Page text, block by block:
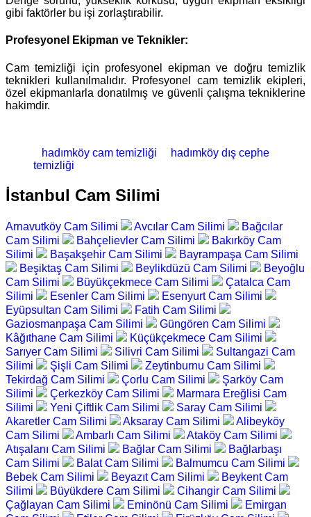
gibi faktörler bu işi zorlaştırabilir.
Profesyonel Ekipman ve Teknikler:
Cam temizliği için profesyonel ekipman ve doğru temizlik
teknikleri kullanılmalıdır. Profesyonel cam temizlik ekipleri,
özel ekipmanlarla donatılmış ve güvenli çalışma tekniklerine
hakimdir.
hadımköy cam temizliği
hadımköy dış cephe
temizliği
İstanbul Cam Silimi
Arnavutköy Cam Silimi Avcılar Cam Silimi
Bağcılar
Cam Silimi
Bahçelievler Cam Silimi
Bakırköy Cam
Silimi
Başakşehir Cam Silimi
Bayrampaşa Cam Silimi
Beşiktaş Cam Silimi
Beylikdüzü Cam Silimi
Beyoğlu
Cam Silimi
Büyükçekmece Cam Silimi
Çatalca Cam
Silimi
Esenler Cam Silimi
Esenyurt Cam Silimi
Eyüpsultan Cam Silimi
Fatih Cam Silimi
Gaziosmanpaşa Cam Silimi
Güngören Cam Silimi
Kâğıthane Cam Silimi
Küçükçekmece Cam Silimi
Sarıyer Cam Silimi
Silivri Cam Silimi
Sultangazi Cam
Silimi
Şişli Cam Silimi
Zeytinburnu Cam Silimi
Tekirdağ Cam Silimi
Çorlu Cam Silimi
Şarköy Cam
Silimi
Çerkezköy Cam Silimi
Marmara Ereğlisi Cam
Silimi
Yeni Çiftlik Cam Silimi
Saray Cam Silimi
Akaretler Cam Silimi
Aksaray Cam Silimi
Alibeyköy
Cam Silimi
Ambarlı Cam Silimi
Ataköy Cam Silimi
Atışalanı Cam Silimi
Bağlar Cam Silimi
Bağlarbaşı
Cam Silimi
Balat Cam Silimi
Balmumcu Cam Silimi
Bebek Cam Silimi
Beyazıt Cam Silimi
Beykent Cam
Silimi
Büyükdere Cam Silimi
Cihangir Cam Silimi
Çağlayan Cam Silimi
Eminönü Cam Silimi
Emirgan